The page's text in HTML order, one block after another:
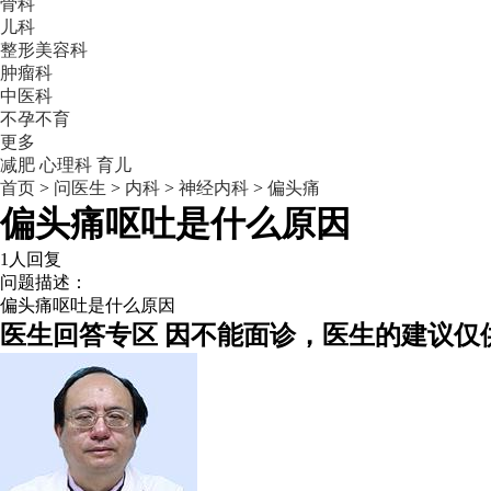
骨科
儿科
整形美容科
肿瘤科
中医科
不孕不育
更多
减肥 心理科 育儿
首页 > 问医生 > 内科 > 神经内科 > 偏头痛
偏头痛呕吐是什么原因
1人回复
问题描述：
偏头痛呕吐是什么原因
医生回答专区 因不能面诊，医生的建议仅